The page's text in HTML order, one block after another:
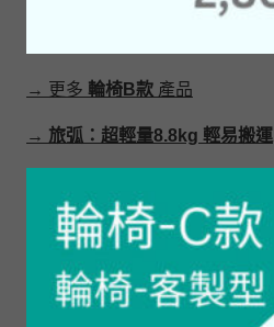
→ 更多 輪椅B款 產品
→ 旅弧：超輕量8.8kg 輕易搬運